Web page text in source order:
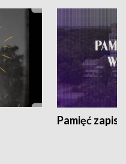
Pamięć